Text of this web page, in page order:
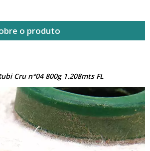
o produto
Cru n°04 800g 1.208mts FL